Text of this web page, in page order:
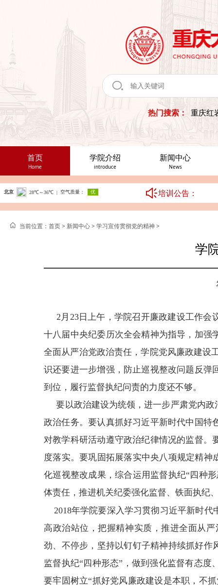
热门搜索： 重庆红
首页
Home
学院介绍
introduce
新闻中心
News
培训公告：
当前位置： 首页 > 新闻中心> 学习宣传贯彻党的精神>
学
2 月 23日上午，学院召开廉政建设工作会
十八届中央纪委历次全会精神为指导，加强
全面从严治党政治责任，学院党风廉政建设
识还要进一步增强，防止巡视整改问题反弹
到位，履行监督执纪问责的力度还不够。
要以政治建设为统领，进一步严肃党内政
政治任务。要认真抓好习近平新时代中国特
对教学科研活动遵守政治纪律情况的监督。
度落实。要巩固拓展落实中央八项规定精
化巡视整改成果，综合运用监督执纪“四种
体责任，推进机关纪委强化监督、铁面执纪
2018年学院要深入学习贯彻习近平新时代
高政治站位，把握精神实质，推进全面从
劲、不停步，坚持以钉钉子精神持续抓好作
监督执纪“四种形态”，做到强化监督有态
要牢固树立“抓好党风廉政建设是本职，不